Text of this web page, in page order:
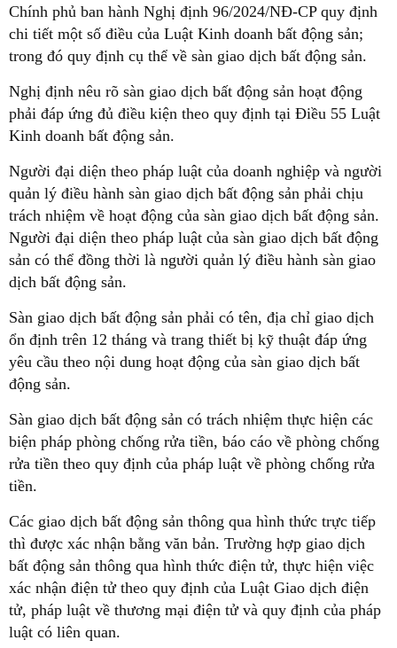
Chính phủ ban hành Nghị định 96/2024/NĐ-CP quy định
chi tiết một số điều của Luật Kinh doanh bất động sản;
trong đó quy định cụ thể về sàn giao dịch bất động sản.
Nghị định nêu rõ sàn giao dịch bất động sản hoạt động
phải đáp ứng đủ điều kiện theo quy định tại Điều 55 Luật
Kinh doanh bất động sản.
Người đại diện theo pháp luật của doanh nghiệp và người
quản lý điều hành sàn giao dịch bất động sản phải chịu
trách nhiệm về hoạt động của sàn giao dịch bất động sản.
Người đại diện theo pháp luật của sàn giao dịch bất động
sản có thể đồng thời là người quản lý điều hành sàn giao
dịch bất động sản.
Sàn giao dịch bất động sản phải có tên, địa chỉ giao dịch
ổn định trên 12 tháng và trang thiết bị kỹ thuật đáp ứng
yêu cầu theo nội dung hoạt động của sàn giao dịch bất
động sản.
Sàn giao dịch bất động sản có trách nhiệm thực hiện các
biện pháp phòng chống rửa tiền, báo cáo về phòng chống
rửa tiền theo quy định của pháp luật về phòng chống rửa
tiền.
Các giao dịch bất động sản thông qua hình thức trực tiếp
thì được xác nhận bằng văn bản. Trường hợp giao dịch
bất động sản thông qua hình thức điện tử, thực hiện việc
xác nhận điện tử theo quy định của Luật Giao dịch điện
tử, pháp luật về thương mại điện tử và quy định của pháp
luật có liên quan.